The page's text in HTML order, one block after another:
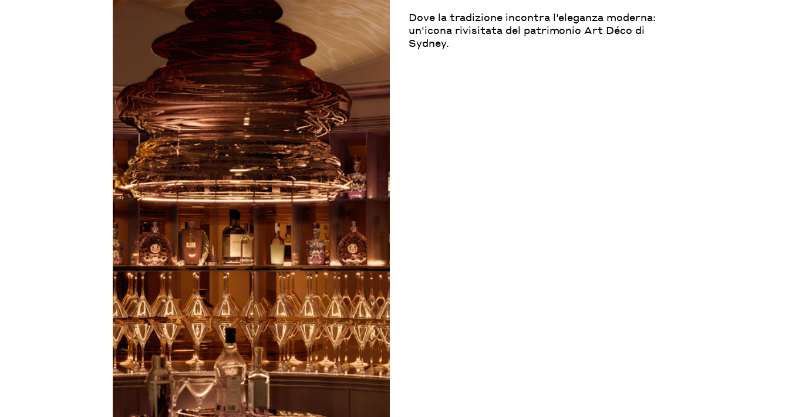
Dove la tradizione incontra l'eleganza moderna:
un'icona rivisitata del patrimonio Art Déco di
Sydney.